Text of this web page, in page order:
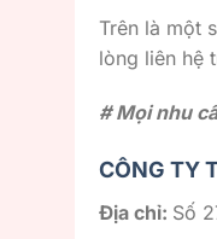
Trên là một
lòng liên hệ
# Mọi nhu
CÔNG TY
Địa chỉ: Số